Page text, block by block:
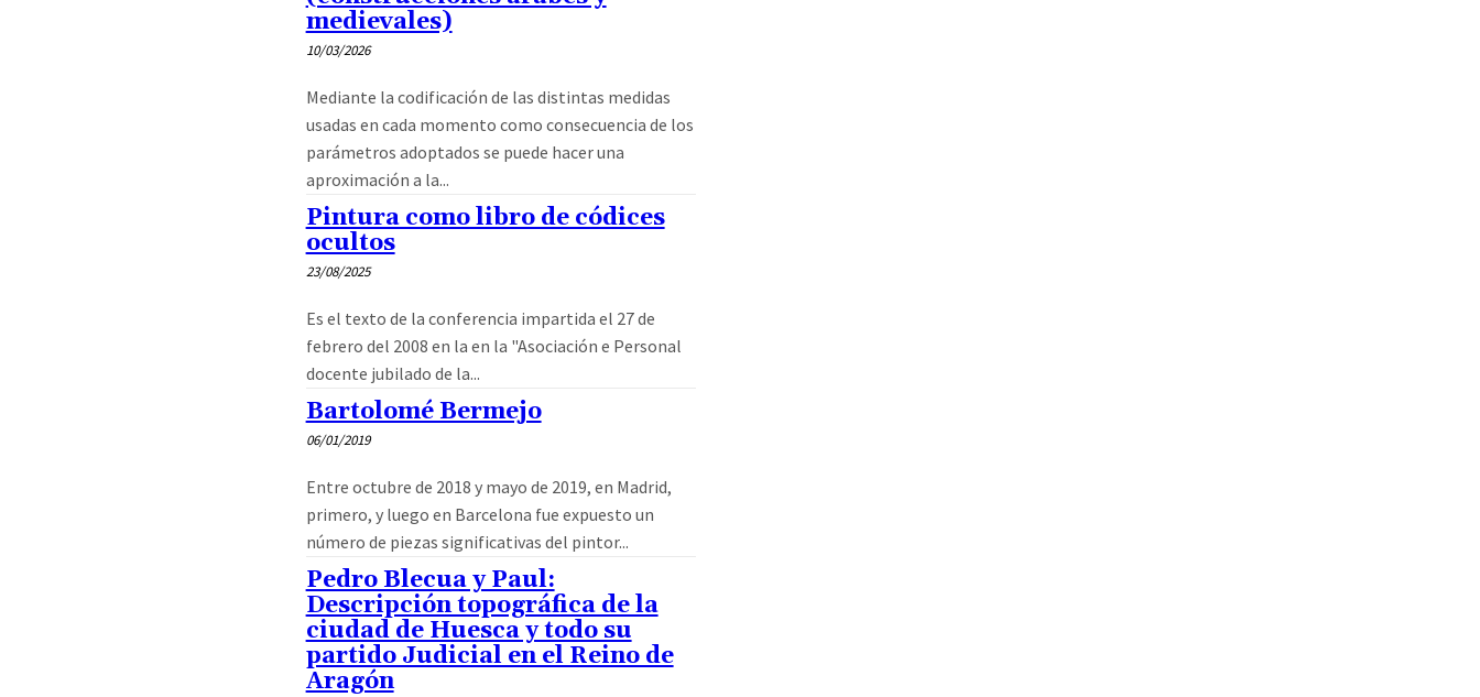
medievales)
10/03/2026
Mediante la codificación de las distintas medidas
usadas en cada momento como consecuencia de los
parámetros adoptados se puede hacer una
aproximación a la...
Pintura como libro de códices
ocultos
23/08/2025
Es el texto de la conferencia impartida el 27 de
febrero del 2008 en la en la "Asociación e Personal
docente jubilado de la...
Bartolomé Bermejo
06/01/2019
Entre octubre de 2018 y mayo de 2019, en Madrid,
primero, y luego en Barcelona fue expuesto un
número de piezas significativas del pintor...
Pedro Blecua y Paul:
Descripción topográfica de la
ciudad de Huesca y todo su
partido Judicial en el Reino de
Aragón